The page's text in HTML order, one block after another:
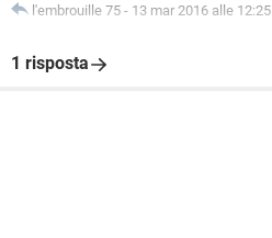
l'embrouille 75 - 13 mar 2016 alle 12:25
1 risposta